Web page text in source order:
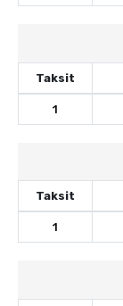
Taksit
1
Taksit
1